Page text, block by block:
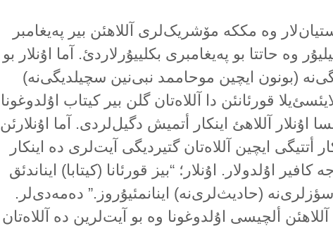
وە مککە مۆشریک‌لری آللاهئن بیر پەیغامبر
وە حاتتا بو پەیغامبری بکلییۇرلاردئ. آما اۇنلار بو
(بونون ایچین موحاممد نبی‌نین سچیلدیگی‌نە)
قورئانئن دا آللاەتان گلن بیر کیتاب اۇلدوغونا
اۇنلار آللاهئ اینکار أتمیش دگیل‌لردی. آما اۇنلارئن
أتتیگی ایچین آللاەتان گتیردیگی آیت‌لری دە اینکار
کافیر اۇلدولار. اۇنلار؛ “بیز قورئانا (کیتابا) ایناندئق
(حادیث‌لری‌نە) اینانمئیۇروز.” دەمەدی‌لر.
ألچیسی اۇلدوغونا وە بو آیت‌لرین دە آللاەتان